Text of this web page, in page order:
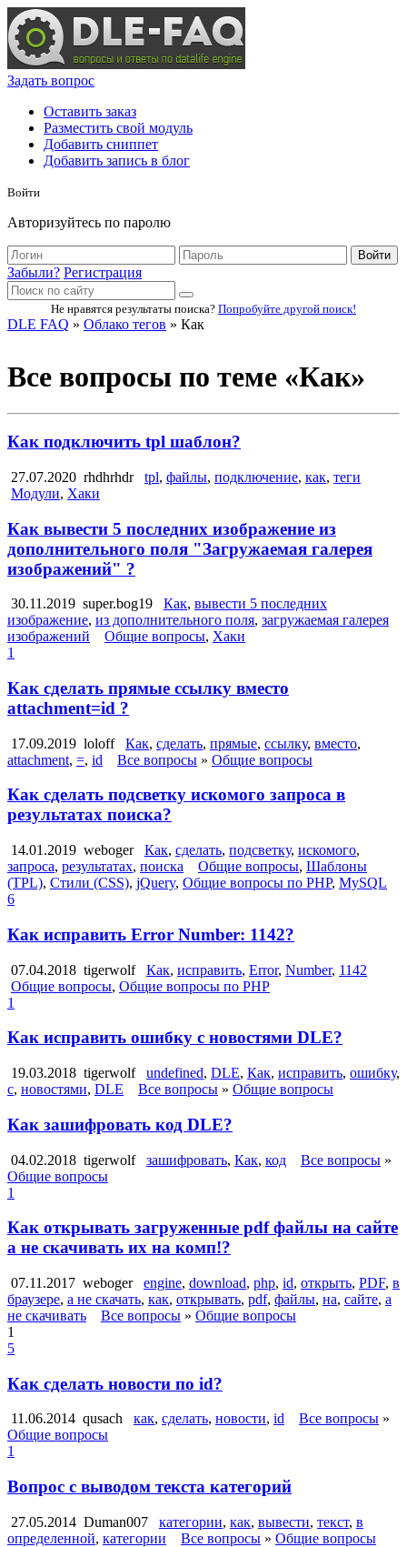
Задать вопрос
Оставить заказ
Разместить свой модуль
Добавить сниппет
Добавить запись в блог
Войти
Авторизуйтесь по паролю
Войти
Забыли? Регистрация
Не нравятся результаты поиска? Попробуйте другой поиск!
DLE FAQ » Облако тегов » Как
Все вопросы по теме «Как»
Как подключить tpl шаблон?
27.07.2020 rhdhrhdr tpl, файлы, подключение, как, теги
Модули, Хаки
Как вывести 5 последних изображение из
дополнительного поля "Загружаемая галерея
изображений" ?
30.11.2019 super.bog19 Как, вывести 5 последних
изображение, из дополнительного поля, загружаемая галерея
изображений
Общие вопросы, Хаки
1
Как сделать прямые ссылку вместо
attachment=id ?
17.09.2019 loloff Как, сделать, прямые, ссылку, вместо,
attachment, =, id Все вопросы » Общие вопросы
Как сделать подсветку искомого запроса в
результатах поиска?
14.01.2019 weboger Как, сделать, подсветку, искомого,
запроса, результатах, поиска Общие вопросы, Шаблоны
(TPL), Стили (CSS), jQuery, Общие вопросы по PHP, MySQL
6
Как исправить Error Number: 1142?
07.04.2018 tigerwolf Как, исправить, Error, Number, 1142
Общие вопросы, Общие вопросы по PHP
1
Как исправить ошибку с новостями DLE?
19.03.2018 tigerwolf undefined, DLE, Как, исправить, ошибку,
с, новостями, DLE Все вопросы » Общие вопросы
Как зашифровать код DLE?
04.02.2018 tigerwolf зашифровать, Как, код Все вопросы »
Общие вопросы
1
Как открывать загруженные pdf файлы на сайте
а не скачивать их на комп!?
07.11.2017 weboger engine, download, php, id, открыть, PDF, в
браузере, а не скачать, как, открывать, pdf, файлы, на, сайте, а
не скачивать
Все вопросы » Общие вопросы
1
5
Как сделать новости по id?
11.06.2014 qusach как, сделать, новости, id Все вопросы »
Общие вопросы
1
Вопрос с выводом текста категорий
27.05.2014 Duman007 категории, как, вывести, текст, в
определенной, категории Все вопросы » Общие вопросы